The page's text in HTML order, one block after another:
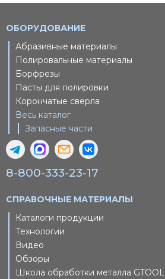
ОБОРУДОВАНИЕ
Абразивные материалы
Полировальные материалы
Борфрезы
Пасты для полировки
Корончатые сверла
Весь каталог
Запасные части
8-800-333-23-17
СПРАВОЧНЫЕ МАТЕРИАЛЫ
Каталоги продукции
Технологии
Видео
Обзоры
Школа обработки металла GTOOL